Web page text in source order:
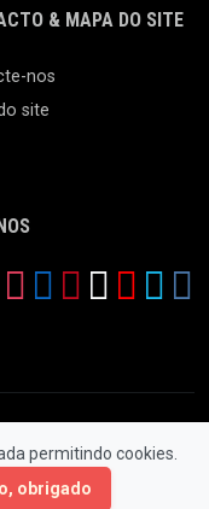
permitindo cookies.
obrigado
& MAPA DO SITE
nos
site
Reservados.